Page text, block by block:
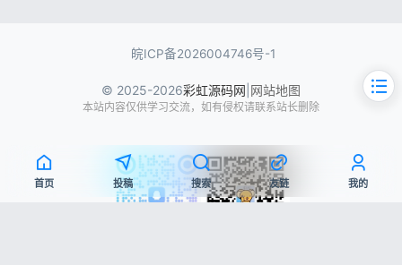
皖ICP备2026004746号-1
© 2025-2026彩虹源码网 网站地图
本站内容仅供学习交流，如有侵权请联系站长删除
首页 投稿 搜索 友链 我的